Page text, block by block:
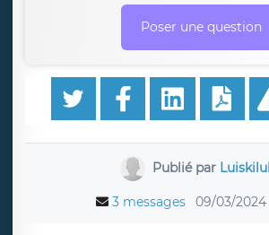
Poser une question
Publié par
3 messages 09/03/2024